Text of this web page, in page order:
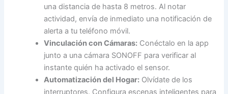
una distancia de hasta 8 metros. Al notar
actividad, envía de inmediato una notificación de
alerta a tu teléfono móvil.
Vinculación con Cámaras: Conéctalo en la app
junto a una cámara SONOFF para verificar al
instante quién ha activado el sensor.
Automatización del Hogar: Olvídate de los
interruptores. Configura escenas inteligentes para